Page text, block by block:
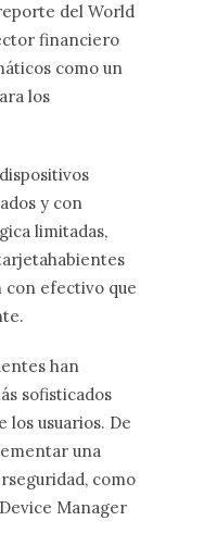
del World
financiero
como un
los
y con
limitadas,
con efectivo que
han
sofisticados
usuarios. De
una
como
Manager